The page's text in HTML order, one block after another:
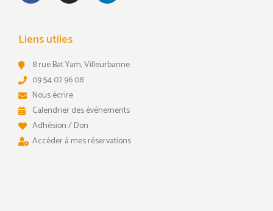
Liens utiles
8 rue Bat Yam, Villeurbanne
09 54 07 96 08
Nous écrire
Calendrier des événements
Adhésion / Don
Accéder à mes réservations